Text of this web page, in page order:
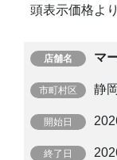
頭表示価格よ
マ
静